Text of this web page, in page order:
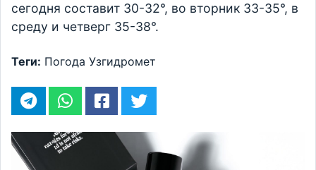
сегодня составит 30-32°, во вторник 33-35°, в
среду и четверг 35-38°.
Теги: Погода Узгидромет